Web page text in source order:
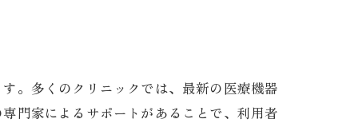
。多くのクリニックでは、最新の医療機器
門家によるサポートがあることで、利用者